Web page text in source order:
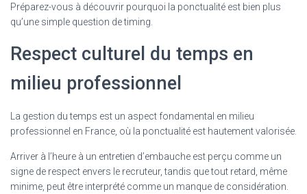
Préparez-vous à découvrir pourquoi la ponctualité est bien plus
qu’une simple question de timing.
Respect culturel du temps en
milieu professionnel
La gestion du temps est un aspect fondamental en milieu
professionnel en France, où la ponctualité est hautement valorisée.
Arriver à l’heure à un entretien d’embauche est perçu comme un
signe de respect envers le recruteur, tandis que tout retard, même
minime, peut être interprété comme un manque de considération.